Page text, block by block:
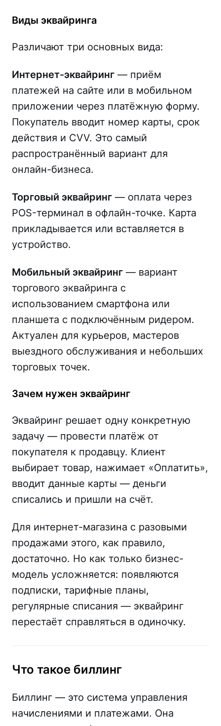
Виды эквайринга
Различают три основных вида:
Интернет-эквайринг — приём
платежей на сайте или в мобильном
приложении через платёжную форму.
Покупатель вводит номер карты, срок
действия и CVV. Это самый
распространённый вариант для
онлайн-бизнеса.
Торговый эквайринг — оплата через
POS-терминал в офлайн-точке. Карта
прикладывается или вставляется в
устройство.
Мобильный эквайринг — вариант
торгового эквайринга с
использованием смартфона или
планшета с подключённым ридером.
Актуален для курьеров, мастеров
выездного обслуживания и небольших
торговых точек.
Зачем нужен эквайринг
Эквайринг решает одну конкретную
задачу — провести платёж от
покупателя к продавцу. Клиент
выбирает товар, нажимает «Оплатить»,
вводит данные карты — деньги
списались и пришли на счёт.
Для интернет-магазина с разовыми
продажами этого, как правило,
достаточно. Но как только бизнес-
модель усложняется: появляются
подписки, тарифные планы,
регулярные списания — эквайринг
перестаёт справляться в одиночку.
Что такое биллинг
Биллинг — это система управления
начислениями и платежами. Она